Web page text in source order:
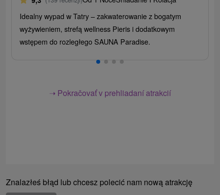
Idealny wypad w Tatry – zakwaterowanie z bogatym
wyżywieniem, strefą wellness Pieris i dodatkowym
wstępem do rozległego SAUNA Paradise.
➝ Pokračovať v prehliadaní atrakcií
Znalazłeś błąd lub chcesz polecić nam nową atrakcję